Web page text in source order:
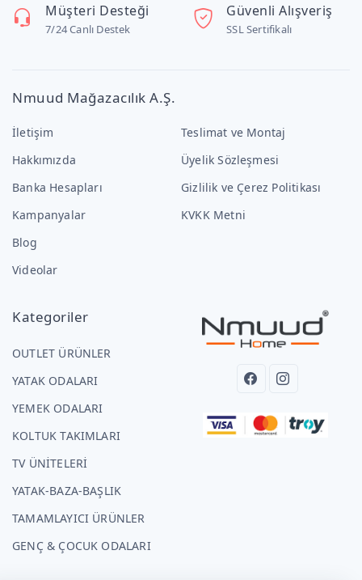
Müşteri Desteği
7/24 Canlı Destek
Güvenli Alışveriş
SSL Sertifikalı
Nmuud Mağazacılık A.Ş.
İletişim
Hakkımızda
Banka Hesapları
Kampanyalar
Blog
Videolar
Teslimat ve Montaj
Üyelik Sözleşmesi
Gizlilik ve Çerez Politikası
KVKK Metni
Kategoriler
OUTLET ÜRÜNLER
YATAK ODALARI
YEMEK ODALARI
KOLTUK TAKIMLARI
TV ÜNİTELERİ
YATAK-BAZA-BAŞLIK
TAMAMLAYICI ÜRÜNLER
GENÇ & ÇOCUK ODALARI